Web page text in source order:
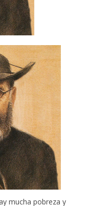
mucha pobreza y